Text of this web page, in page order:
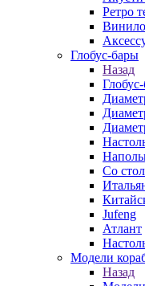
Ретро
Глобус-бары
Назад
Со
Jufeng
Атлант
Модели
Назад